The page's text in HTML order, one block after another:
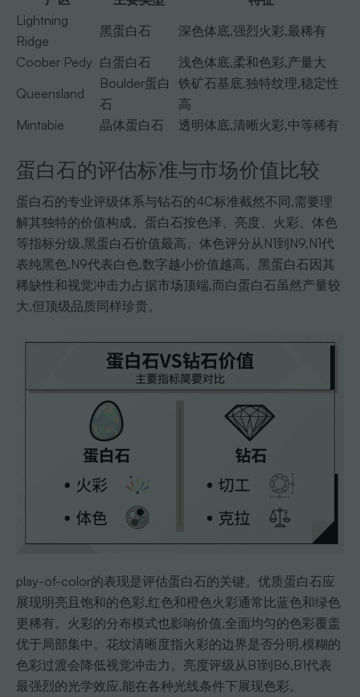
Lightning
Ridge
黑蛋白石
深色体底,强烈火彩,最稀有
Coober Pedy 白蛋白石
浅色体底,柔和色彩,产量大
Queensland
Boulder蛋白
石
铁矿石基底,独特纹理,稳定性
高
Mintabie
晶体蛋白石 透明体底,清晰火彩,中等稀有
蛋白石的评估标准与市场价值比较
蛋白石的专业评级体系与钻石的4C标准截然不同,需要理
解其独特的价值构成。蛋白石按色泽、亮度、火彩、体色
等指标分级,黑蛋白石价值最高。体色评分从N1到N9,N1代
表纯黑色,N9代表白色,数字越小价值越高。黑蛋白石因其
稀缺性和视觉冲击力占据市场顶端,而白蛋白石虽然产量较
大,但顶级品质同样珍贵。
play-of-color的表现是评估蛋白石的关键。优质蛋白石应
展现明亮且饱和的色彩,红色和橙色火彩通常比蓝色和绿色
更稀有。火彩的分布模式也影响价值,全面均匀的色彩覆盖
优于局部集中。花纹清晰度指火彩的边界是否分明,模糊的
色彩过渡会降低视觉冲击力。亮度评级从B1到B6,B1代表
最强烈的光学效应,能在各种光线条件下展现色彩。